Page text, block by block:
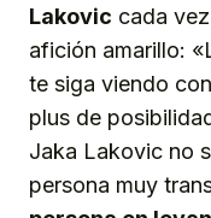
Lakovic cada
afición amarillo:
te siga viendo
plus de
Jaka Lakovic no
persona muy